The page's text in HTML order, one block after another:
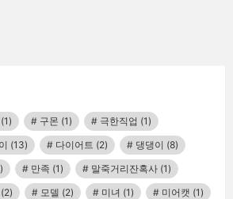
(1) 구몬 (1) 극한직업 (1)
(13) 다이어트 (2) 댕댕이 (8)
만족 (1) 말죽거리잔혹사 (1)
(2) 모델 (2) 미녀 (1) 미어캣 (1)